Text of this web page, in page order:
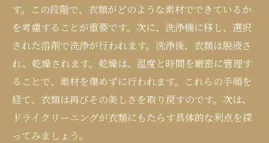
す。この段階で、衣類がどのような素材でできているか
を考慮することが重要です。次に、洗浄機に移し、選択
された溶剤で洗浄が行われます。洗浄後、衣類は脱液さ
れ、乾燥されます。乾燥は、温度と時間を厳密に管理す
ることで、素材を傷めずに行われます。これらの手順を
経て、衣類は再びその美しさを取り戻すのです。次は、
ドライクリーニングが衣類にもたらす具体的な利点を探
ってみましょう。